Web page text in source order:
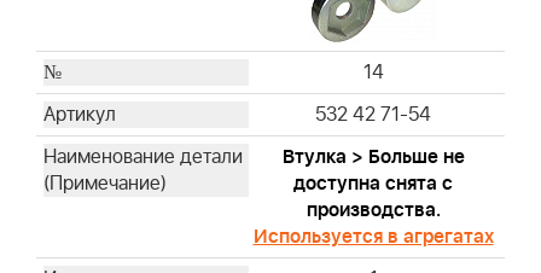
14
532 42 71-54
Втулка > Больше не
доступна снята с
производства.
Используется в агрегатах